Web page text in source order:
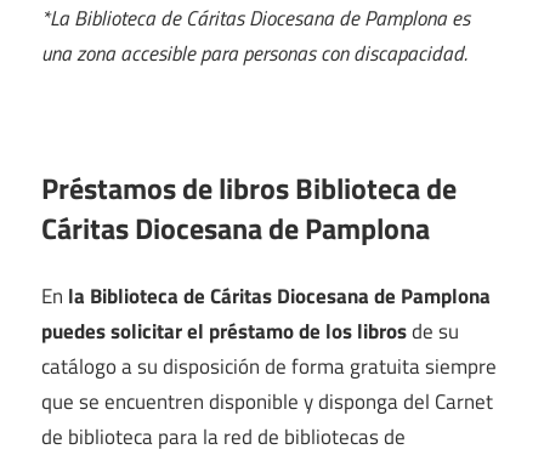
*La Biblioteca de Cáritas Diocesana de Pamplona es
una zona accesible para personas con discapacidad.
Préstamos de libros Biblioteca de
Cáritas Diocesana de Pamplona
En la Biblioteca de Cáritas Diocesana de Pamplona
puedes solicitar el préstamo de los librosde su
catálogo a su disposición de forma gratuita siempre
que se encuentren disponible y disponga del Carnet
de biblioteca para la red de bibliotecas de